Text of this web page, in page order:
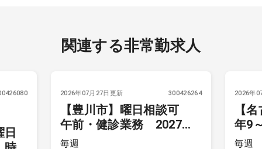
関連する非常勤求人
2026年07月27日更新 300426264
【豊川市】曜日相談可
午前・健診業務 2027年4
月～
毎週
2026年
【
年9
週金
毎週